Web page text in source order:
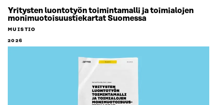
Yritysten luontotyön toimintamalli ja toimialojen
monimuotoisuustiekartat Suomessa
MUISTIO
2026